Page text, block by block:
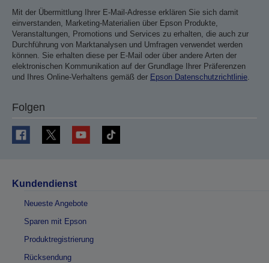
Mit der Übermittlung Ihrer E-Mail-Adresse erklären Sie sich damit
einverstanden, Marketing-Materialien über Epson Produkte,
Veranstaltungen, Promotions und Services zu erhalten, die auch zur
Durchführung von Marktanalysen und Umfragen verwendet werden
können. Sie erhalten diese per E-Mail oder über andere Arten der
elektronischen Kommunikation auf der Grundlage Ihrer Präferenzen
und Ihres Online-Verhaltens gemäß der Epson Datenschutzrichtlinie.
Folgen
Kundendienst
Neueste Angebote
Sparen mit Epson
Produktregistrierung
Rücksendung